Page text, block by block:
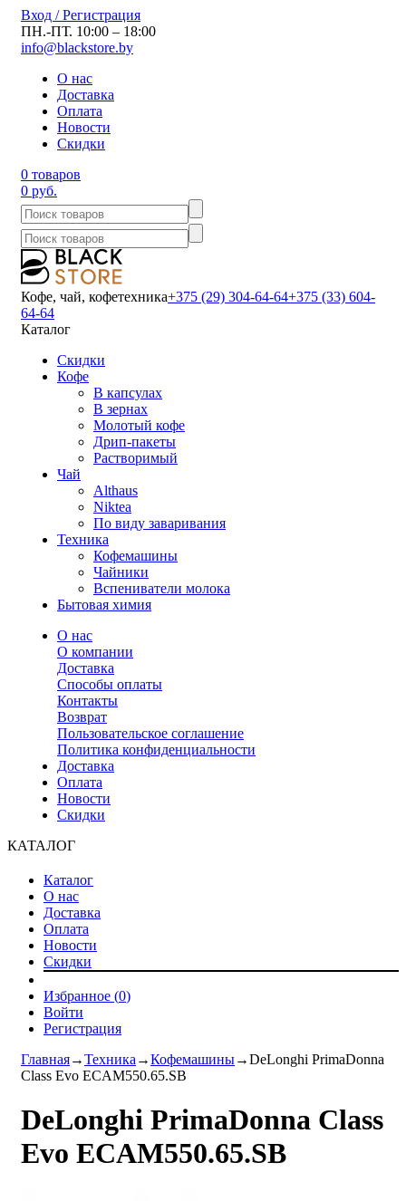
Вход / Регистрация
ПН.-ПТ. 10:00 – 18:00
info@blackstore.by
О нас
Доставка
Оплата
Новости
Скидки
0 товаров
0 руб.
Кофе, чай, кофетехника+375 (29) 304-64-64+375 (33) 604-
64-64
Каталог
Скидки
Кофе
В капсулах
В зернах
Молотый кофе
Дрип-пакеты
Растворимый
Чай
Althaus
Niktea
По виду заваривания
Техника
Кофемашины
Чайники
Вспениватели молока
Бытовая химия
О нас
О компании
Доставка
Способы оплаты
Контакты
Возврат
Пользовательское соглашение
Политика конфиденциальности
Доставка
Оплата
Новости
Скидки
КАТАЛОГ
Каталог
О нас
Доставка
Оплата
Новости
Скидки
Избранное (0)
Войти
Регистрация
Главная→Техника →Кофемашины→DeLonghi PrimaDonna
Class Evo ECAM550.65.SB
DeLonghi PrimaDonna Class
Evo ECAM550.65.SB